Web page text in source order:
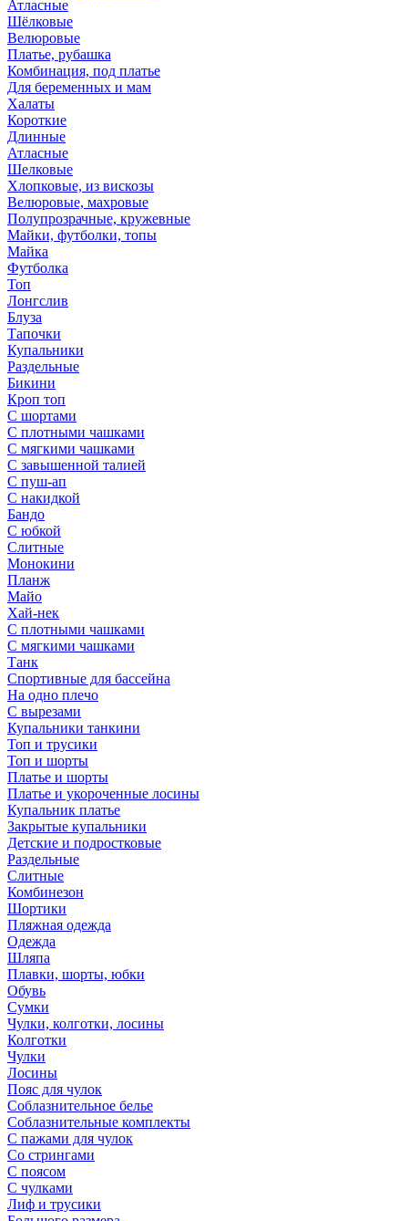
Атласные
Шёлковые
Велюровые
Платье, рубашка
Комбинация, под платье
Для беременных и мам
Халаты
Короткие
Длинные
Атласные
Шелковые
Хлопковые, из вискозы
Велюровые, махровые
Полупрозрачные, кружевные
Майки, футболки, топы
Майка
Футболка
Топ
Лонгслив
Блуза
Тапочки
Купальники
Раздельные
Бикини
Кроп топ
С шортами
С плотными чашками
С мягкими чашками
С завышенной талией
С пуш-ап
С накидкой
Бандо
С юбкой
Слитные
Монокини
Планж
Майо
Хай-нек
С плотными чашками
С мягкими чашками
Танк
Спортивные для бассейна
На одно плечо
С вырезами
Купальники танкини
Топ и трусики
Топ и шорты
Платье и шорты
Платье и укороченные лосины
Купальник платье
Закрытые купальники
Детские и подростковые
Раздельные
Слитные
Комбинезон
Шортики
Пляжная одежда
Одежда
Шляпа
Плавки, шорты, юбки
Обувь
Сумки
Чулки, колготки, лосины
Колготки
Чулки
Лосины
Пояс для чулок
Соблазнительное белье
Соблазнительные комплекты
С пажами для чулок
Со стрингами
С поясом
С чулками
Лиф и трусики